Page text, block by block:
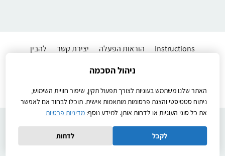
Instructions הוראות הפעלה יצירת קשר
להבין
Ⓒ2026כל הזכויות שמורות
Created by
ניהול הסכמה
האתר שלנו משתמש בעוגיות לצורך תפעול תקין, שיפור חוויית השימוש,
ניתוח סטטיסטי והצגת פרסומות מותאמות אישית. תוכלו לבחור אם לאפשר
את כל סוגי העוגיות או לדחות אותן. למידע נוסף:מדיניות פרטיות
לקבל לדחות